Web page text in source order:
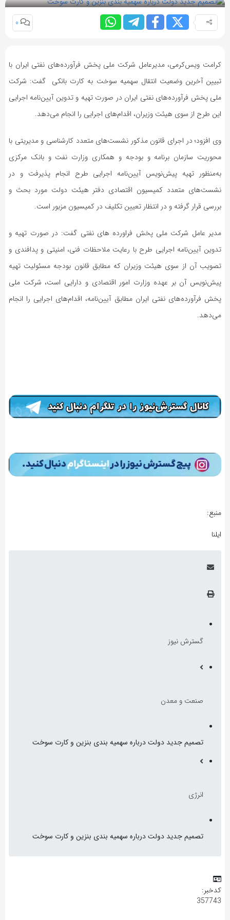
0
کرامت ویس‌کرمی، مدیرعامل شرکت ملی پخش فرآورده‌های نفتی ایران با
تبیین آخرین وضعیت انتقال سهمیه سوخت به کارت بانکی گفت: شرکت
ملی پخش فرآورده‌های نفتی ایران در صورت تهیه و تدوین آیین‌نامه اجرایی
این طرح از سوی هیئت وزیران، اقدام‌های اجرایی را انجام می‌دهد.
وی افزود؛ در اجرای قانون مذکور نشست‌های متعدد کارشناسی و مدیریتی با
محوریت سازمان برنامه و بودجه و همکاری وزارت نفت و بانک مرکزی
به‌منظور تهیه پیش‌نویس آیین‌نامه اجرایی طرح انجام پذیرفت و در
نشست‌های متعدد کمیسیون اقتصادی دفتر هیئت دولت مورد بحث و
بررسی قرار گرفته و در انتظار تعیین تکلیف در کمیسیون مزبور است.
مدیر عامل شرکت ملی پخش فراورده های نفتی گفت: در صورت تهیه و
تدوین آیین‌نامه اجرایی طرح با رعایت ملاحظات فنی، امنیتی و پدافندی و
تصویب آن از سوی هیئت وزیران که مطابق قانون بودجه مسئولیت تهیه
پیش‌نویس آن بر عهده وزارت امور اقتصادی و دارایی است، شرکت ملی
پخش فرآورده‌های نفتی ایران مطابق آیین‌نامه، اقدام‌های اجرایی را انجام
می‌دهد.
منبع:
ایلنا
گسترش نیوز
صنعت و معدن
تصمیم جدید دولت درباره سهمیه بندی بنزین و کارت سوخت
انرژی
تصمیم جدید دولت درباره سهمیه بندی بنزین و کارت سوخت
کدخبر:
357743